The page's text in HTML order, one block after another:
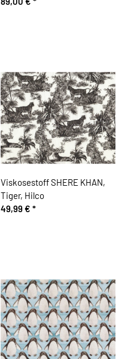
Viskosestoff SHERE KHAN,
Tiger, Hilco
49,99 € *